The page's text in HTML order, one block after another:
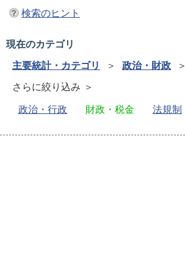
検索のヒント
現在のカテゴリ
主要統計・カテゴリ
＞ 政治・財政 ＞
さらに絞り込み ＞
政治・行政
財政・税金 法規制